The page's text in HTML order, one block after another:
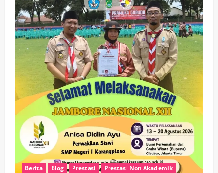
Berita Blog Prestasi Prestasi Non Akademik